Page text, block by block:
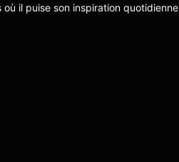
il puise son inspiration quotidienne